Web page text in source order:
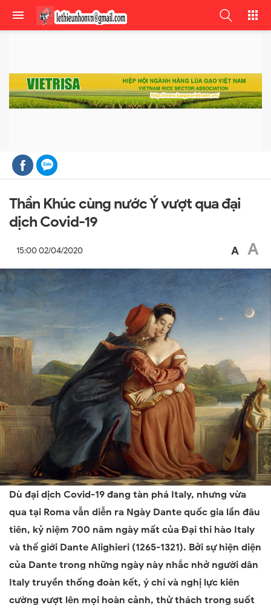
Thần Khúc cùng nước Ý vượt qua đại
dịch Covid-19
15:00 02/04/2020 A A
Dù đại dịch Covid-19 đang tàn phá Italy, nhưng vừa
qua tại Roma vẫn diễn ra Ngày Dante quốc gia lần đâu
tiên, kỷ niệm 700 năm ngày mất của Đại thi hào Italy
và thế giới Dante Alighieri (1265-1321). Bởi sự hiện diện
của Dante trong những ngày này nhắc nhở người dân
Italy truyền thống đoàn kết, ý chí và nghị lực kiên
cường vượt lên mọi hoàn cảnh, thử thách trong suốt